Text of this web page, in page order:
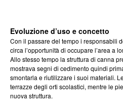
Evoluzione d’uso e concetto
Con il passare del tempo i responsabili
circa l’opportunità di occupare l’area a
Allo stesso tempo la struttura di canna
mostrava segni di cedimento quindi
smontarla e riutilizzare i suoi materiali.
terrazze degli orti scolastici, mentre le
nuova struttura.